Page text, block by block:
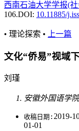
西南石油大学学报(
106.DOI: 10.11885/
• 理论探索 • 上一篇
文化“侨易”视域
刘瑾
安徽外国语学
收稿日期: 2019-
01-01